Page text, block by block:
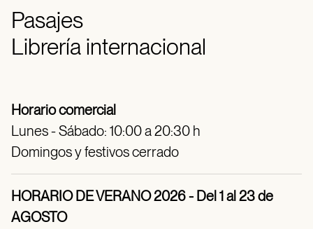
Pasajes
Librería internacional
Horario comercial
Lunes - Sábado: 10:00 a 20:30 h
Domingos y festivos cerrado
HORARIO DE VERANO 2026 - Del 1 al 23 de
AGOSTO